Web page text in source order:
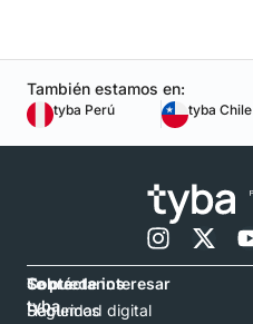
También estamos en:
tyba Perú tyba Chile
Contáctanos
Hablemos
Sobre
tyba
Te puede interesar
Seguridad digital